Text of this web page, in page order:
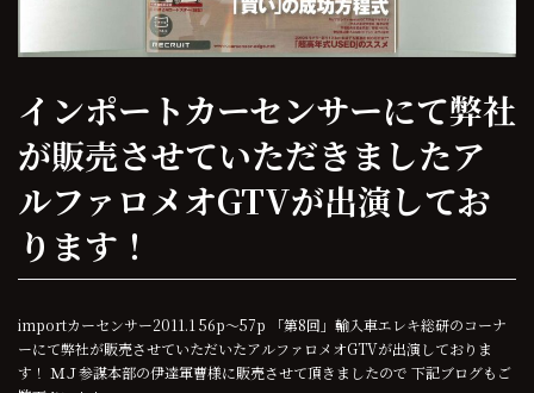
インポートカーセンサーにて弊社
が販売させていただきましたア
ルファロメオGTVが出演してお
ります！
importカーセンサー2011.1 56p～57p 「第8回」輸入車エレキ総研のコーナ
ーにて弊社が販売させていただいたアルファロメオGTVが出演しておりま
す！ ＭＪ参謀本部の伊達軍曹様に販売させて頂きましたので 下記ブログもご